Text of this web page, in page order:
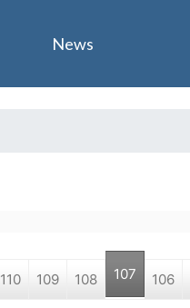
110 109 108 107 106
News